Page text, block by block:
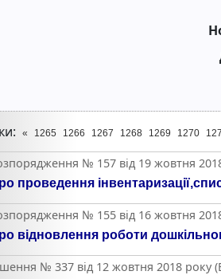
« 1265 1266 1267 1268 1269 1270
№ 157 від 19 жовтня
проведення
№ 155 від 16 жовтня
відновлення роботи
№ 337 від 12 жовтня 2018 року